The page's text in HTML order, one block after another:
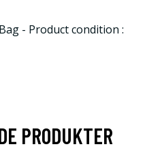
- Product condition :
PRODUKTER